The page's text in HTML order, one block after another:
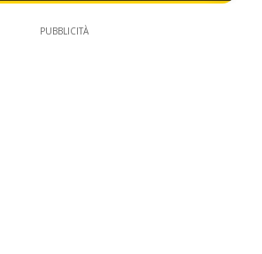
PUBBLICITÀ